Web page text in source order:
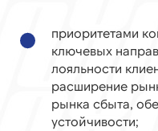
приоритетами
ключевых
лояльности
расширение
рынка сбыта,
устойчивости;